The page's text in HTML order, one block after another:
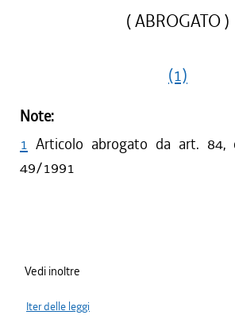
( ABROGATO )
(1)
Note:
1 Articolo abrogato da art. 84,
49/1991
Vedi inoltre
Iter delle leggi